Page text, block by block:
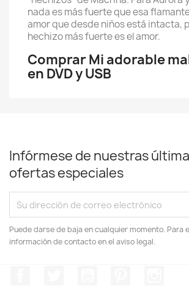
nada es más fuerte que esa
amor que desde niños está intacta,
hechizo más fuerte es el amor.
Comprar Mi adorable
en DVD y USB
Infórmese de nuestras
ofertas especiales
Puede darse de baja en cualquier momento. Para
información de contacto en el aviso legal.